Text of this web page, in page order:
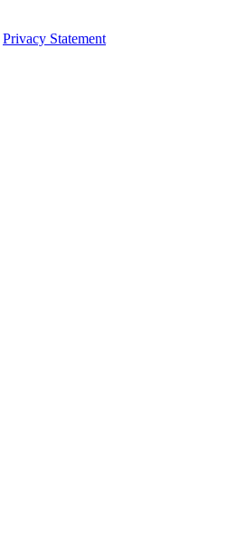
Privacy Statement